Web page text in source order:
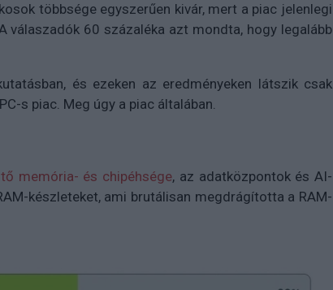
többsége egyszerűen kivár, mert a piac jelenlegi
válaszadók 60 százaléka azt mondta, hogy legalább
és ezeken az eredményeken látszik csak
s piac. Meg úgy a piac általában.
memória- és chipéhsége, az adatközpontok és AI-
készleteket, ami brutálisan megdrágította a RAM-